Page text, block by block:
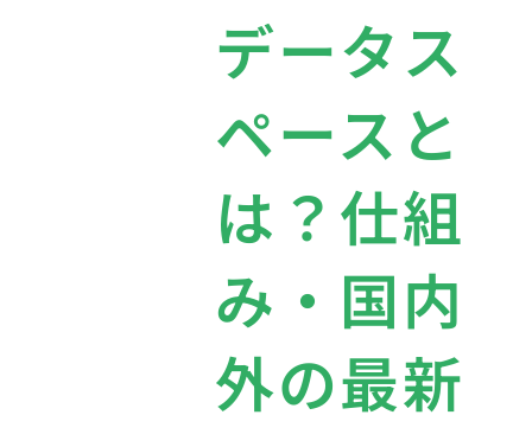
データス
ペースと
は？仕組
み・国内
外の最新